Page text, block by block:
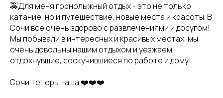
🚕Для меня горнолыжный отдых - это не только
катание, но и путешествие, новые места и красоты. В
Сочи все очень здорово с развлечениями и досугом!
Мы побывали в интересных и красивых местах, мы
очень довольны нашим отдыхом и уезжаем
отдохнувшие, соскучившиеся по работе и дому!
Сочи теперь наша ❤️❤️❤️